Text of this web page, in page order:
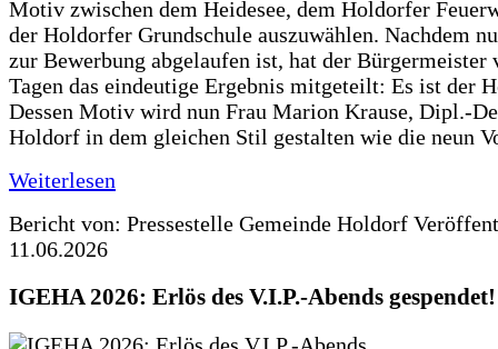
Motiv zwischen dem Heidesee, dem Holdorfer
der Holdorfer Grundschule auszuwählen. Nachdem
zur Bewerbung abgelaufen ist, hat der Bürgermeister
Tagen das eindeutige Ergebnis mitgeteilt: Es ist der
Dessen Motiv wird nun Frau Marion Krause, Dipl.-
Holdorf in dem gleichen Stil gestalten wie die neun
Weiterlesen
Bericht von: Pressestelle Gemeinde Holdorf
11.06.2026
IGEHA 2026: Erlös des V.I.P.-Abends gespendet!